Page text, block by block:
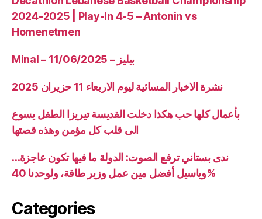
2024-2025 | Play-In 4-5 – Antonin vs
Homenetmen
Minal – 11/06/2025 – بيليز
نشرة الاخبار المسائية ليوم الاربعاء 11 حزيران 2025
بأعمال كلها حب هكذا دخلت القديسة تيريزا الطفل يسوع
الى قلب كل مؤمن وهذه قصتها
ندى بستاني ترفع الصوت: الدولة ما فيها تكون عاجزة…
وباسيل أفضل مين عمل وزير طاقة، ولوحدنا 40%
Categories